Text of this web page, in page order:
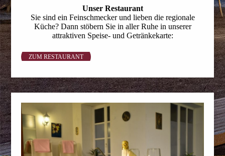
Unser Restaurant
Sie sind ein Feinschmecker und lieben die regionale
Küche? Dann stöbern Sie in aller Ruhe in unserer
attraktiven Speise- und Getränkekarte:
ZUM RESTAURANT